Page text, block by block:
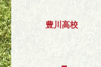
豊川高校